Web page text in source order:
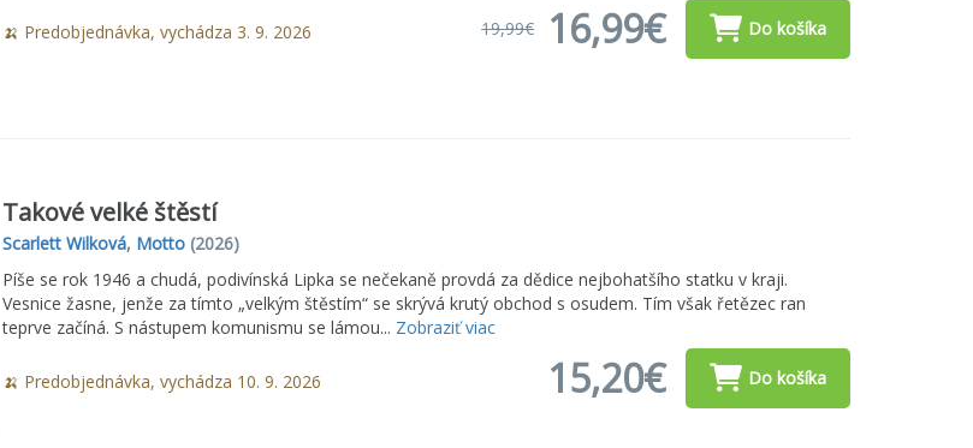
🍌 Predobjednávka, vychádza 3. 9. 2026 19,99€ 16,99€ Do košíka
Takové velké štěstí
Scarlett Wilková, Motto(2026)
Píše se rok 1946 a chudá, podivínská Lipka se nečekaně provdá za dědice nejbohatšího statku v kraji.
Vesnice žasne, jenže za tímto „velkým štěstím“ se skrývá krutý obchod s osudem. Tím však řetězec ran
teprve začíná. S nástupem komunismu se lámou... Zobraziť viac
🍌 Predobjednávka, vychádza 10. 9. 2026 15,20€ Do košíka